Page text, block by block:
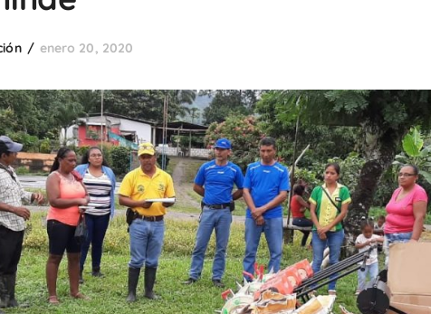
enero 20, 2020